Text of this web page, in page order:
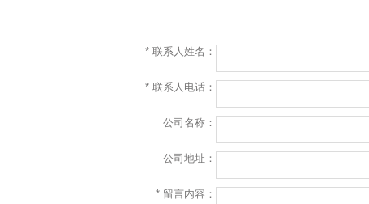
* 联系人姓名：
* 联系人电话：
公司名称：
公司地址：
* 留言内容：